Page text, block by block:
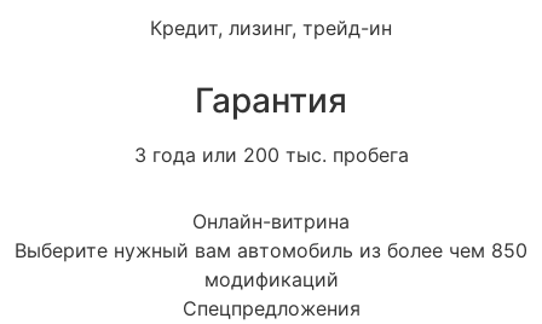
Кредит, лизинг, трейд-ин
Гарантия
3 года или 200 тыс. пробега
Онлайн-витрина
Выберите нужный вам автомобиль из более чем 850
модификаций
Спецпредложения